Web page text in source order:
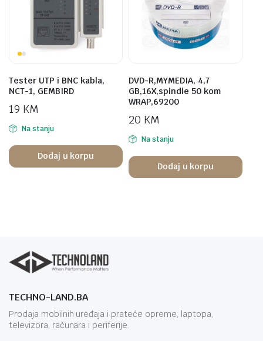
Tester UTP i BNC kabla,
NCT-1, GEMBIRD
19 KM
Na stanju
Dodaj u korpu
DVD-R,MYMEDIA, 4,7
GB,16X,spindle 50 kom
WRAP,69200
20 KM
Na stanju
Dodaj u korpu
TECHNO-LAND.BA
Prodaja mobilnih uređaja i prateće opreme, laptopa,
televizora, računara i periferije.